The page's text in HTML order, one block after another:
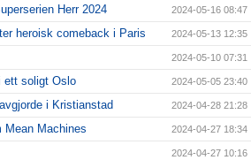
Herr 2024 2024-05-16 08:47
heroisk comeback i Paris 2024-05-13 12:35
2024-05-10 07:31
ett soligt Oslo 2024-05-05 23:40
i Kristianstad 2024-04-28 21:28
Mean Machines 2024-04-27 18:34
2024-04-27 10:16